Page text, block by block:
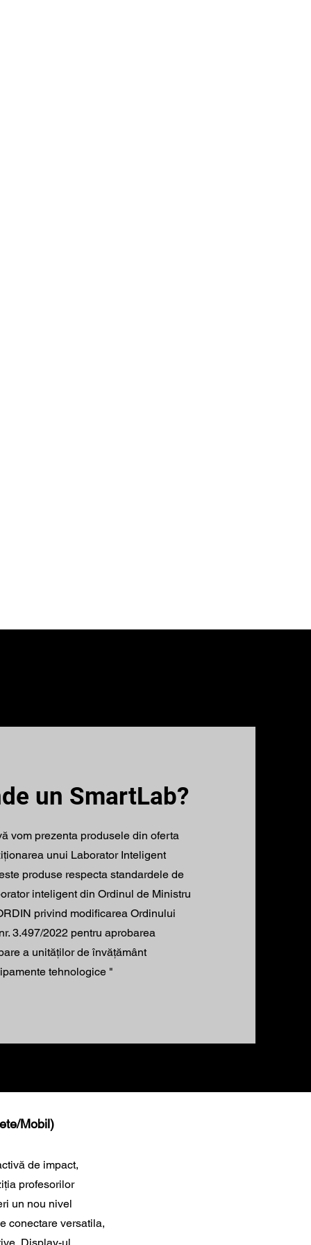
un SmartLab?
vom prezenta produsele din oferta
unui Laborator Inteligent
produse respecta standardele de
inteligent din Ordinul de Ministru
privind modificarea Ordinului
3.497/2022 pentru aprobarea
a unităților de învățământ
tehnologice "
Mobil)
de impact,
profesorilor
un nou nivel
conectare versatila,